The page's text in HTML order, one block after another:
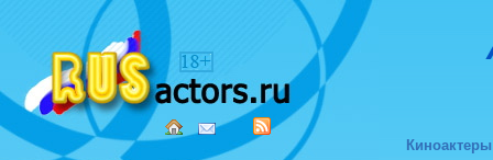
Киноактеры